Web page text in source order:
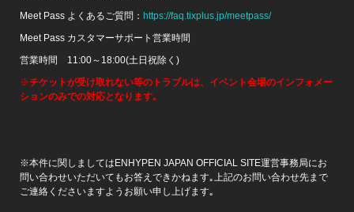
Meet Pass よくあるご質問： https://faq.tixplus.jp/meetpass/
Meet Pass カスタマーサポート営業時間
営業時間 11:00～18:00(土日祝除く)
※チケットが受け取れない等のトラブルは、イベント会場のインフォメー
ションのみでの対応となります｡
※本件に関しましてはENHYPEN JAPAN OFFICIAL SITE運営事務局にお
問い合わせいただいてもお答えできかねます｡上記のお問い合わせ先まで
ご連絡くださいますようお願い申し上げます｡